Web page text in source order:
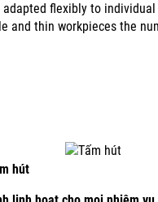
flexibly to
and thin workpieces the
hút